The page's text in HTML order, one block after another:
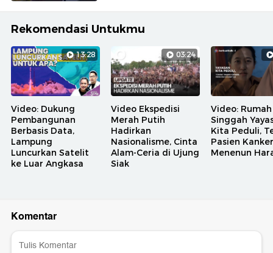
Rekomendasi Untukmu
13:28
Video: Dukung
Pembangunan
Berbasis Data,
Lampung
Luncurkan Satelit
ke Luar Angkasa
03:24
Video Ekspedisi
Merah Putih
Hadirkan
Nasionalisme, Cinta
Alam-Ceria di Ujung
Siak
Video: Rumah
Singgah
Kita Peduli,
Pasien Kanker
Menenun